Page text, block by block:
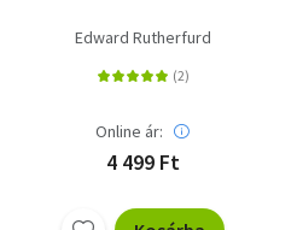
Edward Rutherfurd
Online ár:
4 499 Ft